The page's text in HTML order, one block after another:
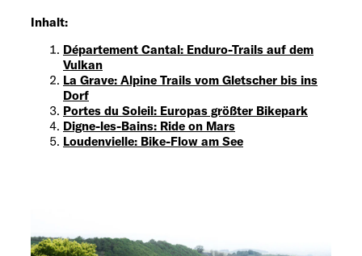
Inhalt:
Département Cantal: Enduro-Trails auf dem
Vulkan
La Grave: Alpine Trails vom Gletscher bis ins
Dorf
Portes du Soleil: Europas größter Bikepark
Digne-les-Bains: Ride on Mars
Loudenvielle: Bike-Flow am See